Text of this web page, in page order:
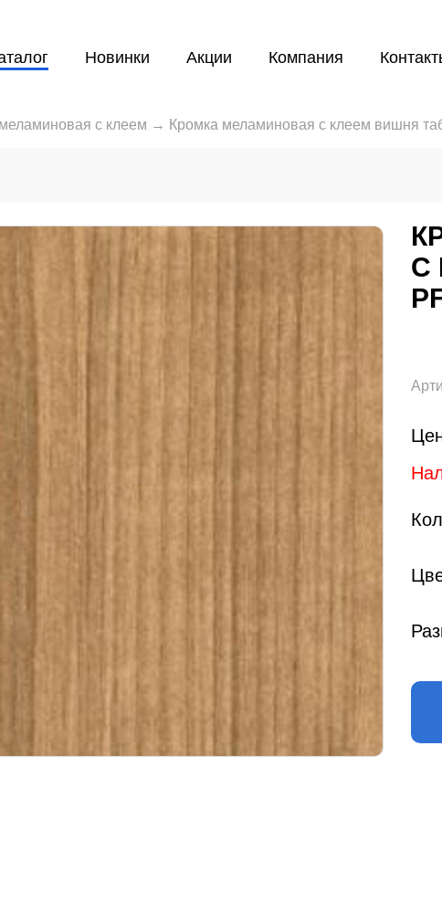
Новинки Акции Компания
с клеем → Кромка меламиновая с клеем вишня
С